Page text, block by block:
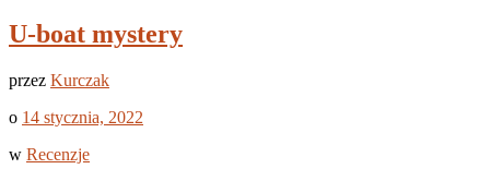
U-boat mystery
przez Kurczak
o 14 stycznia, 2022
w Recenzje